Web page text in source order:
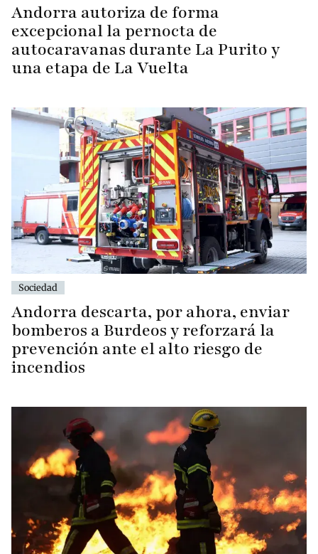
Andorra autoriza de forma
excepcional la pernocta de
autocaravanas durante La Purito y
una etapa de La Vuelta
Sociedad
Andorra descarta, por ahora, enviar
bomberos a Burdeos y reforzará la
prevención ante el alto riesgo de
incendios